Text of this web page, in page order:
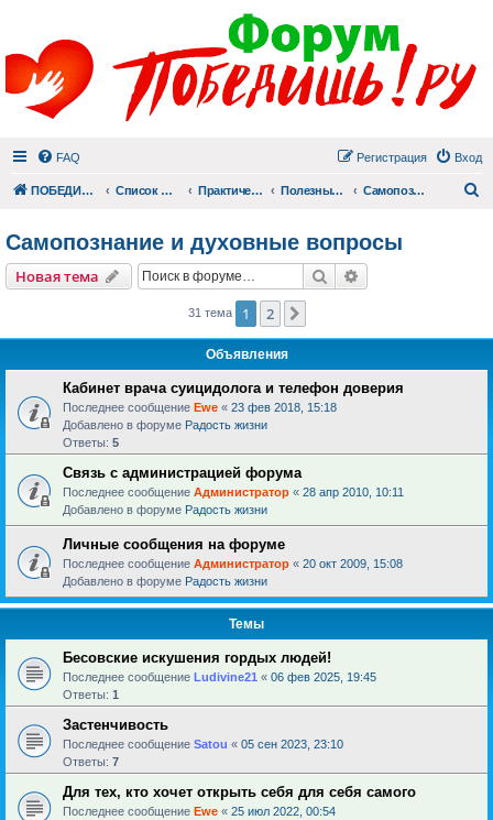
FAQ Вход
Регистрация
ПОБЕДИШЬ.РУ Список форумов Практический раздел Полезные материалы Самопознание и духовные вопросы
Самопознание и духовные вопросы
Новая тема Поиск
31 тема 1 2
Объявления
Кабинет врача суицидолога и телефон доверия
Последнее сообщение Ewe « 23 фев 2018, 15:18
Добавлено в форуме Радость жизни
Ответы: 5
Связь с администрацией форума
Последнее сообщение Администратор « 28 апр 2010, 10:11
Добавлено в форуме Радость жизни
Личные сообщения на форуме
Последнее сообщение Администратор « 20 окт 2009, 15:08
Добавлено в форуме Радость жизни
Темы
Бесовские искушения гордых людей!
Последнее сообщение Ludivine21 « 06 фев 2025, 19:45
Ответы: 1
Застенчивость
Последнее сообщение Satou « 05 сен 2023, 23:10
Ответы: 7
Для тех, кто хочет открыть себя для себя самого
Последнее сообщение Ewe « 25 июл 2022, 00:54